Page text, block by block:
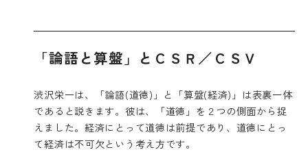
「論語と算盤」とＣＳＲ／ＣＳＶ
渋沢栄一は、「論語(道徳)」と「算盤(経済)」は表裏一体
であると説きます。彼は、「道徳」を２つの側面から捉
えました。経済にとって道徳は前提であり、道徳にとっ
て経済は不可欠という考え方です。